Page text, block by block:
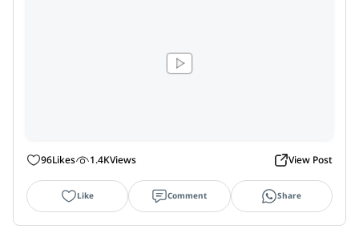
96Likes 1.4KViews View Post
Like Comment Share